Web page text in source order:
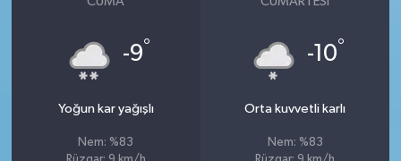
-9°
Yoğun kar yağışlı
Nem: %83
-10°
Orta kuvvetli karlı
Nem: %83